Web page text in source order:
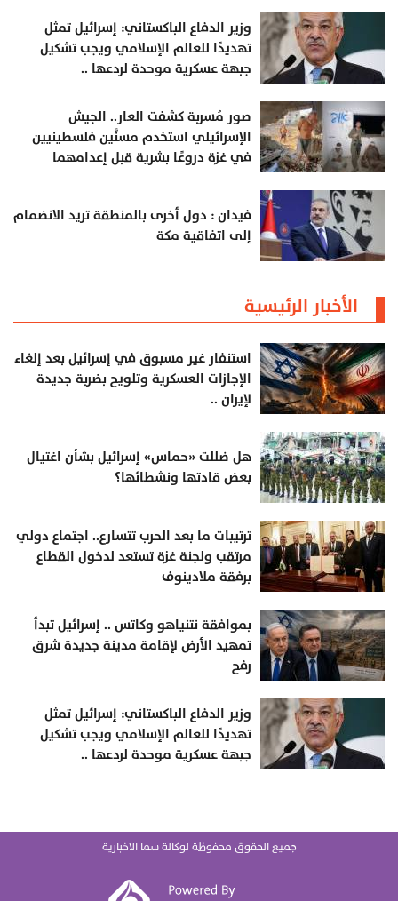
وزير الدفاع الباكستاني: إسرائيل تمثل
تهديدًا للعالم الإسلامي ويجب تشكيل
جبهة عسكرية موحدة لردعها ..
صور مُسربة كشفت العار.. الجيش
الإسرائيلي استخدم مسنَّين فلسطينيين
في غزة دروعًا بشرية قبل إعدامهما
فيدان : دول أخرى بالمنطقة تريد الانضمام
إلى اتفاقية مكة
الأخبار الرئيسية
استنفار غير مسبوق في إسرائيل بعد إلغاء
الإجازات العسكرية وتلويح بضربة جديدة
لإيران ..
هل ضللت «حماس» إسرائيل بشأن اغتيال
بعض قادتها ونشطائها؟
ترتيبات ما بعد الحرب تتسارع.. اجتماع دولي
مرتقب ولجنة غزة تستعد لدخول القطاع
برفقة ملادينوف
بموافقة نتنياهو وكاتس .. إسرائيل تبدأ
تمهيد الأرض لإقامة مدينة جديدة شرق
رفح
وزير الدفاع الباكستاني: إسرائيل تمثل
تهديدًا للعالم الإسلامي ويجب تشكيل
جبهة عسكرية موحدة لردعها ..
جميع الحقوق محفوظة لوكالة سما الاخبارية